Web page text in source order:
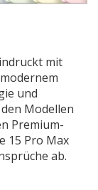
mit
und
Modellen
Premium-
15 Pro Max
ab.